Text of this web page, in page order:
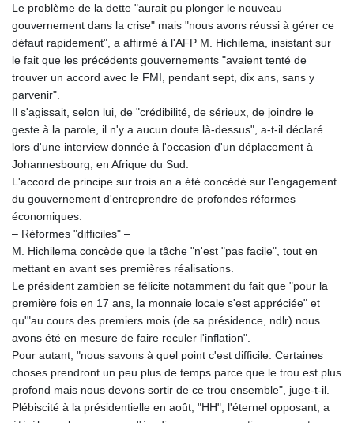
Le problème de la dette "aurait pu plonger le nouveau
gouvernement dans la crise" mais "nous avons réussi à gérer ce
défaut rapidement", a affirmé à l'AFP M. Hichilema, insistant sur
le fait que les précédents gouvernements "avaient tenté de
trouver un accord avec le FMI, pendant sept, dix ans, sans y
parvenir".
Il s'agissait, selon lui, de "crédibilité, de sérieux, de joindre le
geste à la parole, il n'y a aucun doute là-dessus", a-t-il déclaré
lors d'une interview donnée à l'occasion d'un déplacement à
Johannesbourg, en Afrique du Sud.
L'accord de principe sur trois an a été concédé sur l'engagement
du gouvernement d'entreprendre de profondes réformes
économiques.
– Réformes "difficiles" –
M. Hichilema concède que la tâche "n'est "pas facile", tout en
mettant en avant ses premières réalisations.
Le président zambien se félicite notamment du fait que "pour la
première fois en 17 ans, la monnaie locale s'est appréciée" et
qu'"au cours des premiers mois (de sa présidence, ndlr) nous
avons été en mesure de faire reculer l'inflation".
Pour autant, "nous savons à quel point c'est difficile. Certaines
choses prendront un peu plus de temps parce que le trou est plus
profond mais nous devons sortir de ce trou ensemble", juge-t-il.
Plébiscité à la présidentielle en août, "HH", l'éternel opposant, a